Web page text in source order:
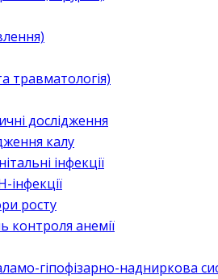
травматологія)
дослідження
калу
інфекції
інфекції
росту
контроля анемії
гіпофізарно-надниркова